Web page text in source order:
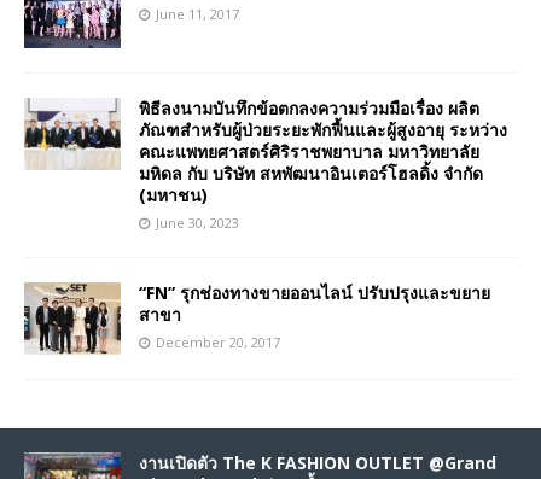
June 11, 2017
พิธีลงนามบันทึกข้อตกลงความร่วมมือเรื่อง ผลิต
ภัณฑสำหรับผู้ป่วยระยะพักฟื้นและผู้สูงอายุ ระหว่าง
คณะแพทยศาสตร์ศิริราชพยาบาล มหาวิทยาลัย
มหิดล กับ บริษัท สหพัฒนาอินเตอร์โฮลดิ้ง จำกัด
(มหาชน)
June 30, 2023
“FN” รุกช่องทางขายออนไลน์ ปรับปรุงและขยาย
สาขา
December 20, 2017
งานเปิดตัว The K FASHION OUTLET @Grand